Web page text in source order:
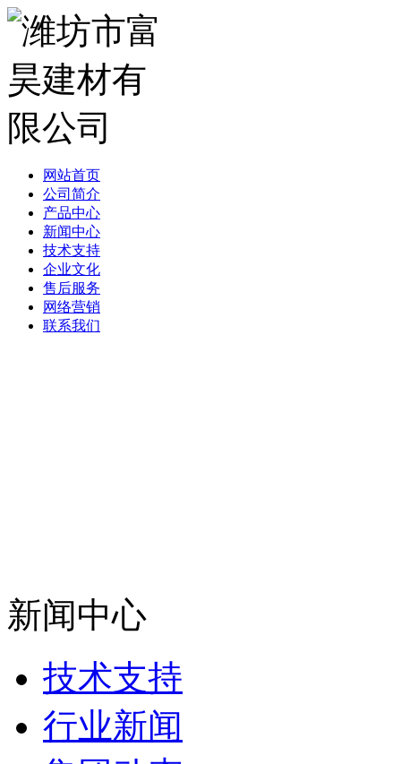
网站首页
公司简介
产品中心
新闻中心
技术支持
企业文化
售后服务
网络营销
联系我们
新闻中心
技术支持
行业新闻